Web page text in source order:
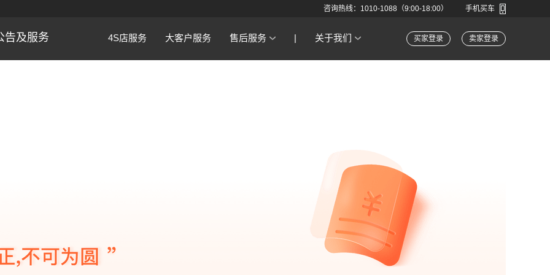
咨询热线：1010-1088（9:00-18:00） 手机买车
告及服务 4S店服务 大客户服务 售后服务 | 关于我们 买家登录 卖家登录